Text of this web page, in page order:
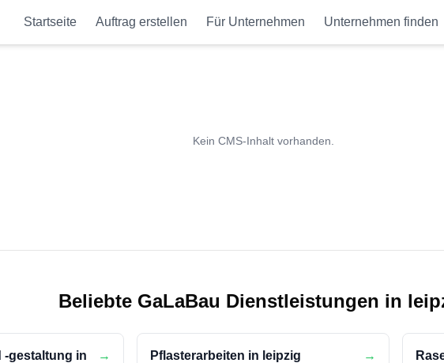
Startseite Auftrag erstellen Für Unternehmen Unternehmen finden
Kein CMS-Inhalt vorhanden.
Beliebte GaLaBau Dienstleistungen in
-gestaltung in
→ Pflasterarbeiten in leipzig →